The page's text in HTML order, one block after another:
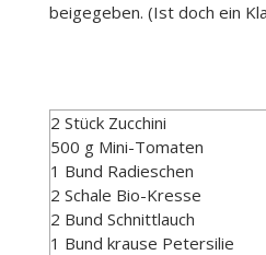
beigegeben. (Ist doch ein
2 Stück Zucchini
500 g Mini-Tomaten
1 Bund Radieschen
2 Schale Bio-Kresse
2 Bund Schnittlauch
1 Bund krause Petersilie